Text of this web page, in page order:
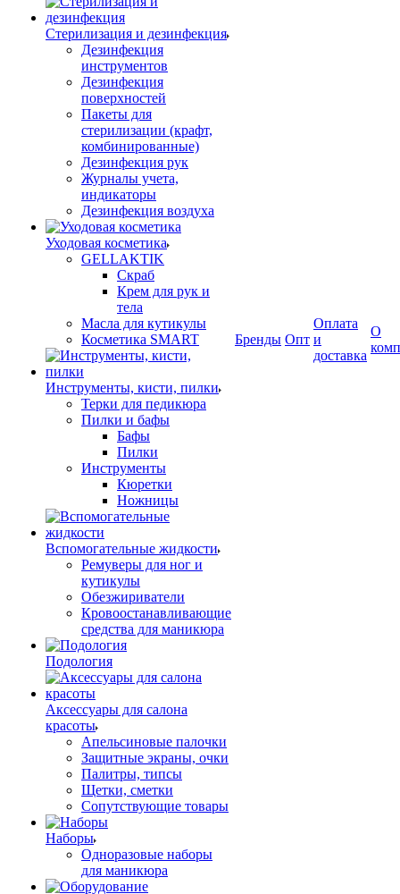
Стерилизация и дезинфекция
Дезинфекция
инструментов
Дезинфекция
поверхностей
Пакеты для
стерилизации (крафт,
комбинированные)
Дезинфекция рук
Журналы учета,
индикаторы
Дезинфекция воздуха
Уходовая косметика
GELLAKTIK
Скраб
Крем для рук и
тела
Масла для кутикулы
Косметика SMART
Инструменты, кисти, пилки
Терки для педикюра
Пилки и бафы
Бафы
Пилки
Инструменты
Кюретки
Ножницы
Вспомогательные жидкости
Ремуверы для ног и
кутикулы
Обезжириватели
Кровоостанавливающие
средства для маникюра
Подология
Аксессуары для салона
красоты
Апельсиновые палочки
Защитные экраны, очки
Палитры, типсы
Щетки, сметки
Сопутствующие товары
Наборы
Одноразовые наборы
для маникюра
Бренды Опт
Оплата
и
доставка
О